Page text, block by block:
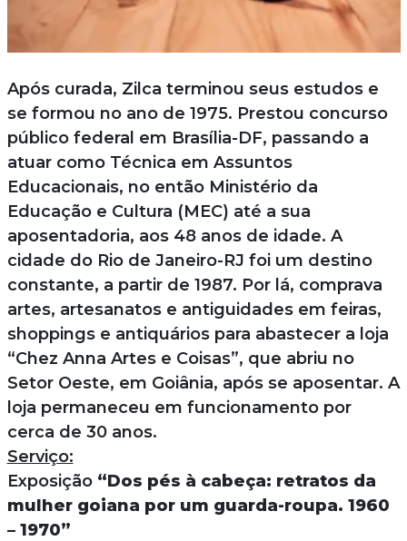
Após curada, Zilca terminou seus estudos e
se formou no ano de 1975. Prestou concurso
público federal em Brasília-DF, passando a
atuar como Técnica em Assuntos
Educacionais, no então Ministério da
Educação e Cultura (MEC) até a sua
aposentadoria, aos 48 anos de idade. A
cidade do Rio de Janeiro-RJ foi um destino
constante, a partir de 1987. Por lá, comprava
artes, artesanatos e antiguidades em feiras,
shoppings e antiquários para abastecer a loja
“Chez Anna Artes e Coisas”, que abriu no
Setor Oeste, em Goiânia, após se aposentar. A
loja permaneceu em funcionamento por
cerca de 30 anos.
Serviço:
Exposição“Dos pés à cabeça: retratos da
mulher goiana por um guarda-roupa. 1960
– 1970”